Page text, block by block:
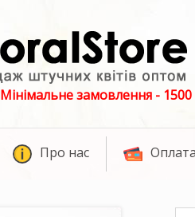
Мінімальне замовлення - 1500
Про нас